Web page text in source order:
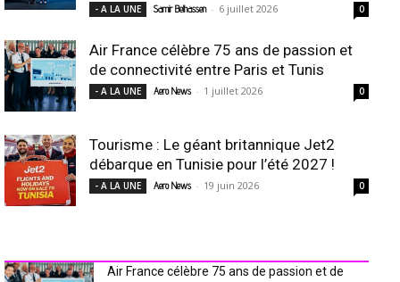
- A LA UNE Samir Belhassen - 6 juillet 2026 0
Air France célèbre 75 ans de passion et
de connectivité entre Paris et Tunis
- A LA UNE Aero News - 1 juillet 2026 0
Tourisme : Le géant britannique Jet2
débarque en Tunisie pour l’été 2027 !
- A LA UNE Aero News - 19 juin 2026 0
Air France célèbre 75 ans de passion et de